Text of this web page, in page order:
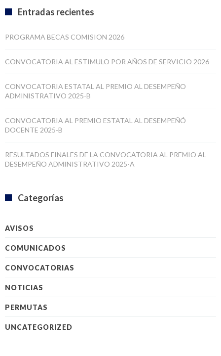
Entradas recientes
PROGRAMA BECAS COMISION 2026
CONVOCATORIA AL ESTIMULO POR AÑOS DE SERVICIO 2026
CONVOCATORIA ESTATAL AL PREMIO AL DESEMPEÑO
ADMINISTRATIVO 2025-B
CONVOCATORIA AL PREMIO ESTATAL AL DESEMPEÑÓ
DOCENTE 2025-B
RESULTADOS FINALES DE LA CONVOCATORIA AL PREMIO AL
DESEMPEÑO ADMINISTRATIVO 2025-A
Categorías
AVISOS
COMUNICADOS
CONVOCATORIAS
NOTICIAS
PERMUTAS
UNCATEGORIZED